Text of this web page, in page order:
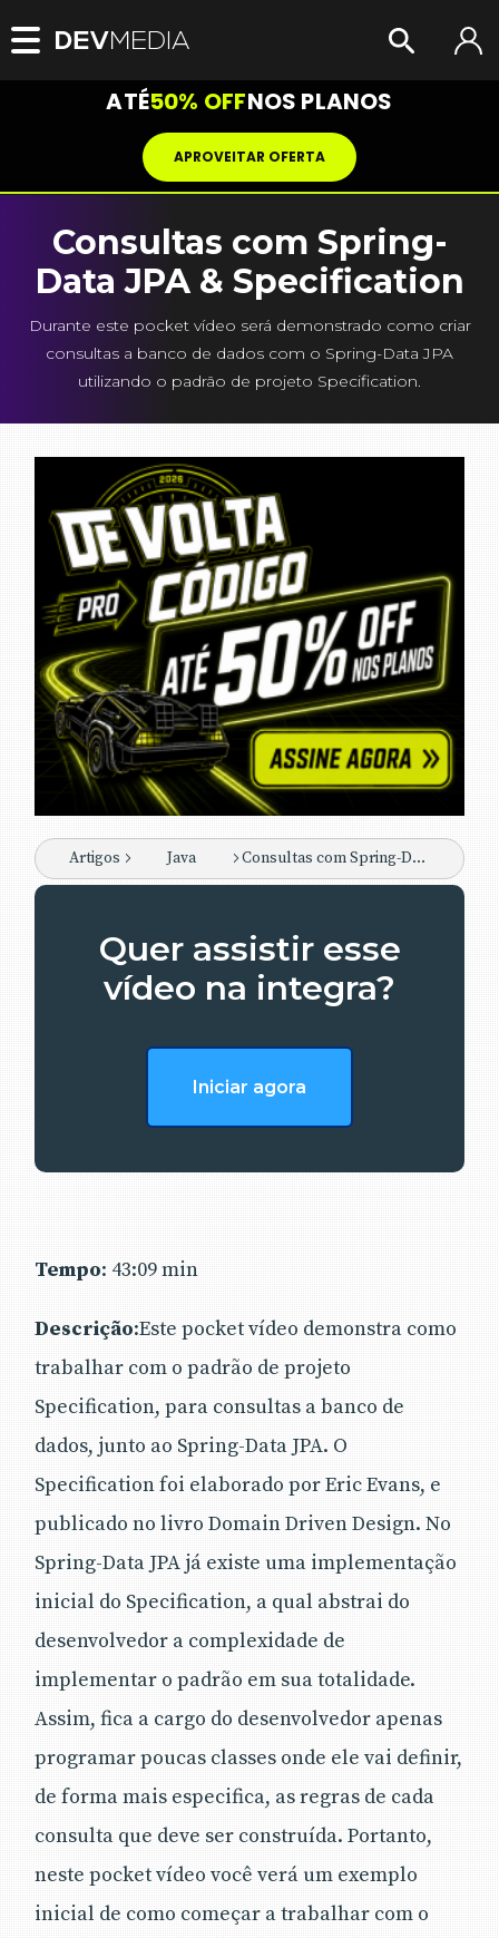
ATÉ50% OFFNOS PLANOS
APROVEITAR OFERTA
Consultas com Spring-
Data JPA & Specification
Durante este pocket vídeo será demonstrado como criar
consultas a banco de dados com o Spring-Data JPA
utilizando o padrão de projeto Specification.
Artigos Java Consultas com Spring-Data JPA & Specification
Quer assistir esse
vídeo na integra?
Iniciar agora
Tempo: 43:09 min
Descrição:Este pocket vídeo demonstra como
trabalhar com o padrão de projeto
Specification, para consultas a banco de
dados, junto ao Spring-Data JPA. O
Specification foi elaborado por Eric Evans, e
publicado no livro Domain Driven Design. No
Spring-Data JPA já existe uma implementação
inicial do Specification, a qual abstrai do
desenvolvedor a complexidade de
implementar o padrão em sua totalidade.
Assim, fica a cargo do desenvolvedor apenas
programar poucas classes onde ele vai definir,
de forma mais especifica, as regras de cada
consulta que deve ser construída. Portanto,
neste pocket vídeo você verá um exemplo
inicial de como começar a trabalhar com o